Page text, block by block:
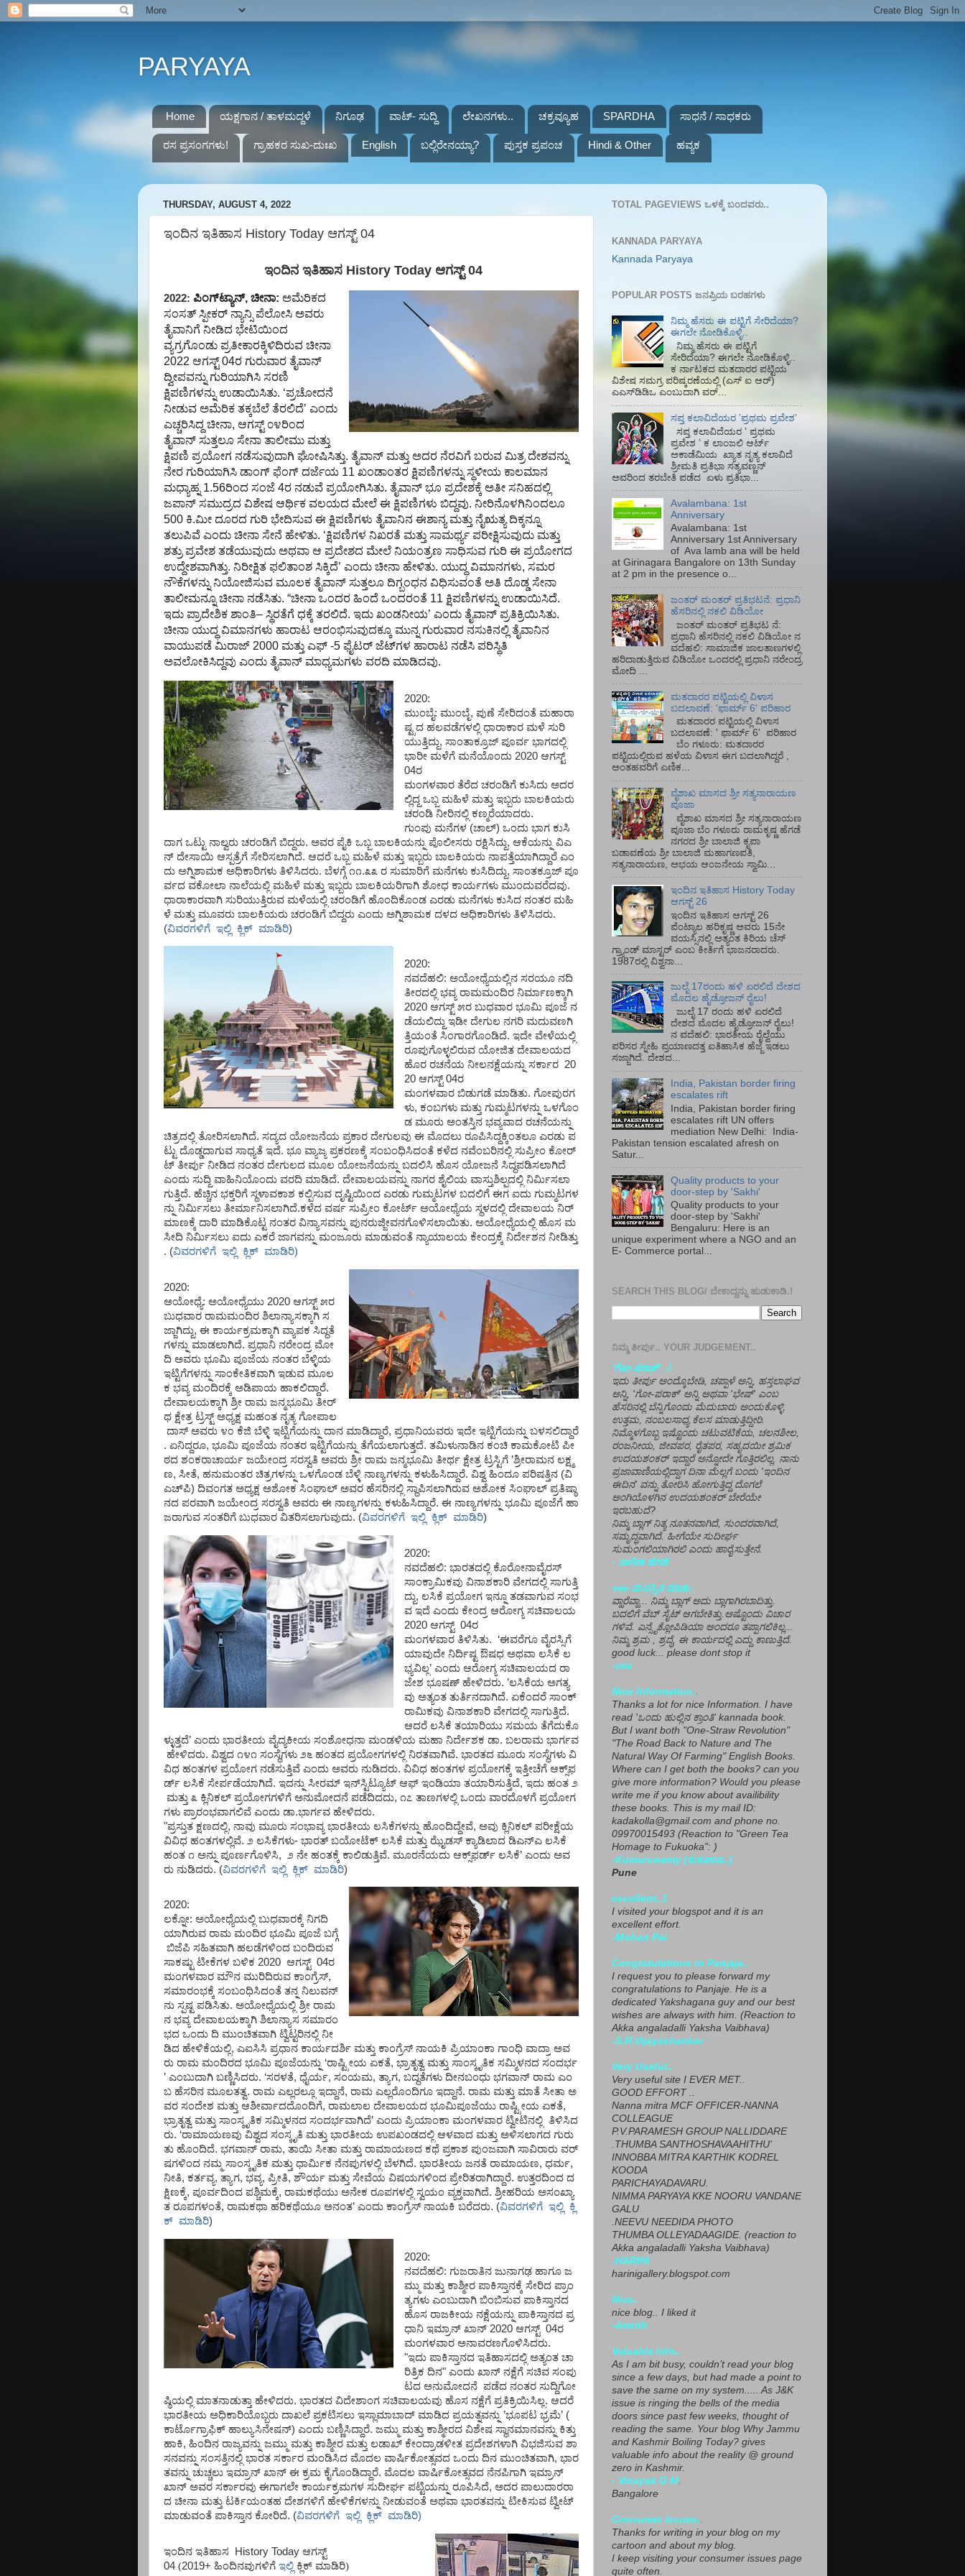
PARYAYA
Home ಯಕ್ಷಗಾನ / ತಾಳಮದ್ದಳೆ ನಿಗೂಢ ವಾಟ್- ಸುದ್ದಿ ಲೇಖನಗಳು.. ಚಕ್ರವ್ಯೂಹ SPARDHA ಸಾಧನೆ / ಸಾಧಕರು
ರಸ ಪ್ರಸಂಗಗಳು! ಗ್ರಾಹಕರ ಸುಖ-ದುಃಖ English ಬಲ್ಲಿರೇನಯ್ಯಾ? ಪುಸ್ತಕ ಪ್ರಪಂಚ Hindi & Other ಹವ್ಯಕ
THURSDAY, AUGUST 4, 2022
ಇಂದಿನ ಇತಿಹಾಸ History Today ಆಗಸ್ಟ್‌ 04
ಇಂದಿನ ಇತಿಹಾಸ History Today ಆಗಸ್ಟ್‌ 04
2022: ಪಿಂಗ್‌ಟ್ಯಾನ್‌, ಚೀನಾ: ಅಮೆರಿಕದ
ಸಂಸತ್‌ ಸ್ಪೀಕರ್‌ ನ್ಯಾನ್ಸಿ ಪೆಲೋಸಿ ಅವರು
ತೈವಾನಿಗೆ ನೀಡಿದ ಭೇಟಿಯಿಂದ
ವ್ಯಗ್ರಗೊಂಡು ಪ್ರತೀಕಾರಕ್ಕಿಳಿದಿರುವ ಚೀನಾ
2022 ಆಗಸ್ಟ್‌ 04ರ ಗುರುವಾರ ತೈವಾನ್‌
ದ್ವೀಪವನ್ನು ಗುರಿಯಾಗಿಸಿ ಸರಣಿ
ಕ್ಷಿಪಣಿಗಳನ್ನು ಉಡಾಯಿಸಿತು. ‘ಪ್ರಚೋದನೆ
ನೀಡುವ ಅಮೆರಿಕ ತಕ್ಕಬೆಲೆ ತೆರಲಿದೆ’ ಎಂದು
ಎಚ್ಚರಿಸಿದ್ದ ಚೀನಾ, ಆಗಸ್ಟ್‌ ೦೪ರಿಂದ
ತೈವಾನ್‌ ಸುತ್ತಲೂ ಸೇನಾ ತಾಲೀಮು ಮತ್ತು
ಕ್ಷಿಪಣಿ ಪ್ರಯೋಗ ನಡೆಸುವುದಾಗಿ ಘೋಷಿಸಿತ್ತು. ತೈವಾನ್‌ ಮತ್ತು ಅದರ ನೆರವಿಗೆ ಬರುವ ಮಿತ್ರ ದೇಶವನ್ನು
ನೇರ ಗುರಿಯಾಗಿಸಿ ಡಾಂಗ್‌ ಫೆಂಗ್‌ ದರ್ಜೆಯ 11 ಖಂಡಾಂತರ ಕ್ಷಿಪಣಿಗಳನ್ನು ಸ್ಥಳೀಯ ಕಾಲಮಾನ
ಮಧ್ಯಾಹ್ನ 1.56ರಿಂದ ಸಂಜೆ 4ರ ನಡುವೆ ಪ್ರಯೋಗಿಸಿತು. ತೈವಾನ್‌ ಭೂ ಪ್ರದೇಶಕ್ಕೆ ಅತೀ ಸನಿಹದಲ್ಲಿ
ಜಪಾನ್‌ ಸಮುದ್ರದ ವಿಶೇಷ ಆರ್ಥಿಕ ವಲಯದ ಮೇಲೆ ಈ ಕ್ಷಿಪಣಿಗಳು ಬಿದ್ದವು. ನೀರಿನೊಳಗಿನಿಂದಲೂ
500 ಕಿ.ಮೀ ದೂರದ ಗುರಿ ಭೇದಿಸುವ ಈ ಕ್ಷಿಪಣಿಗಳು ತೈವಾನಿನ ಈಶಾನ್ಯ ಮತ್ತು ನೈಋತ್ಯ ದಿಕ್ಕನ್ನೂ
ತಲುಪಿವೆ ಎಂದು ಚೀನಾ ಸೇನೆ ಹೇಳಿತು. ‘ಕ್ಷಿಪಣಿಗಳ ನಿಖರತೆ ಮತ್ತು ಸಾಮರ್ಥ್ಯ ಪರೀಕ್ಷಿಸುವುದು ಮತ್ತು
ಶತ್ರು ಪ್ರವೇಶ ತಡೆಯುವುದು ಅಥವಾ ಆ ಪ್ರದೇಶದ ಮೇಲೆ ನಿಯಂತ್ರಣ ಸಾಧಿಸುವ ಗುರಿ ಈ ಪ್ರಯೋಗದ
ಉದ್ದೇಶವಾಗಿತ್ತು. ನಿರೀಕ್ಷಿತ ಫಲಿತಾಂಶ ಸಿಕ್ಕಿದೆ’ ಎಂದು ಚೀನಾ ಹೇಳಿತು. ಯುದ್ಧ ವಿಮಾನಗಳು, ಸಮರ
ನೌಕೆಗಳನ್ನು ನಿಯೋಜಿಸುವ ಮೂಲಕ ತೈವಾನ್‌ ಸುತ್ತಲೂ ದಿಗ್ಬಂಧನ ವಿಧಿಸುವಂತೆ ಅತಿ ದೊಡ್ಡ ಸೇನಾ
ತಾಲೀಮನ್ನೂ ಚೀನಾ ನಡೆಸಿತು. “ಚೀನಾ ಒಂದರ ಹಿಂದೆ ಒಂದರಂತೆ 11 ಕ್ಷಿಪಣಿಗಳನ್ನು ಉಡಾಯಿಸಿದೆ.
ಇದು ಪ್ರಾದೇಶಿಕ ಶಾಂತಿ– ಸ್ಥಿರತೆಗೆ ಧಕ್ಕೆ ತರಲಿದೆ. ಇದು ಖಂಡನೀಯ’ ಎಂದು ತೈವಾನ್‌ ಪ್ರತಿಕ್ರಿಯಿಸಿತು.
ಚೀನಾ ಯುದ್ಧ ವಿಮಾನಗಳು ಹಾರಾಟ ಆರಂಭಿಸುವುದಕ್ಕೂ ಮುನ್ನ ಗುರುವಾರ ನಸುಕಿನಲ್ಲಿ ತೈವಾನಿನ
ವಾಯುಪಡೆ ಮಿರಾಜ್ 2000 ಮತ್ತು ಎಫ್ -5 ಫೈಟರ್ ಜೆಟ್‌ಗಳ ಹಾರಾಟ ನಡೆಸಿ ಪರಿಸ್ಥಿತಿ
ಅವಲೋಕಿಸಿದ್ದವು ಎಂದು ತೈವಾನ್ ಮಾಧ್ಯಮಗಳು ವರದಿ ಮಾಡಿದವು.
2020:
ಮುಂಬೈ: ಮುಂಬೈ, ಪುಣೆ ಸೇರಿದಂತೆ ಮಹಾರಾ
ಷ್ಟ್ರದ ಹಲವಡೆಗಳಲ್ಲಿ ಧಾರಾಕಾರ ಮಳೆ ಸುರಿ
ಯುತ್ತಿದ್ದು, ಸಾಂತಾಕ್ರೂಜ್ ಪೂರ್ವ ಭಾಗದಲ್ಲಿ
ಭಾರೀ ಮಳೆಗೆ ಮನೆಯೊಂದು2020 ಆಗಸ್ಟ್
04ರ
ಮಂಗಳವಾರ ತೆರೆದ ಚರಂಡಿಗೆ ಕುಸಿದು ಅದರ
ಲ್ಲಿದ್ದ ಒಬ್ಬ ಮಹಿಳೆ ಮತ್ತು ಇಬ್ಬರು ಬಾಲಕಿಯರು
ಚರಂಡಿ ನೀರಿನಲ್ಲಿ ಕಣ್ಮರೆಯಾದರು.
ಗುಂಪು ಮನೆಗಳ(ಚಾಲ್) ಒಂದು ಭಾಗ ಕುಸಿ
ದಾಗ ಒಟ್ಟು ನಾಲ್ವರು ಚರಂಡಿಗೆ ಬಿದ್ದರು. ಅವರ ಪೈಕಿ ಒಬ್ಬ ಬಾಲಕಿಯನ್ನು ಪೊಲೀಸರು ರಕ್ಷಿಸಿದ್ದು, ಆಕೆಯನ್ನು ವಿಎ
ನ್ ದೇಸಾಯಿ ಆಸ್ಪತ್ರೆಗೆ ಸೇರಿಸಲಾಗಿದೆ. ಆದರೆ ಒಬ್ಬ ಮಹಿಳೆ ಮತ್ತು ಇಬ್ಬರು ಬಾಲಕಿಯರು ನಾಪತ್ತೆಯಾಗಿದ್ದಾರೆ ಎಂ
ದು ಅಗ್ನಿಶಾಮಕ ಅಧಿಕಾರಿಗಳು ತಿಳಿಸಿದರು. ಬೆಳಗ್ಗೆ ೧೧.೩೩ ರ ಸುಮಾರಿಗೆ ಮನೆಗಳು ಕುಸಿದಿದ್ದು, ಸಾಂತಕ್ರೂಜ್ ಪೂ
ರ್ವದ ವಕೋಲಾ ನಾಲೆಯಲ್ಲಿ ಮಹಿಳೆ ಮತ್ತು ಇಬ್ಬರು ಬಾಲಕಿಯರಿಗಾಗಿ ಶೋಧ ಕಾರ್ಯಗಳು ಮುಂದುವರೆದವು.
ಧಾರಾಕಾರವಾಗಿ ಸುರಿಯುತ್ತಿರುವ ಮಳೆಯಲ್ಲಿ ಚರಂಡಿಗೆ ಹೊಂದಿಕೊಂಡ ಎರಡು ಮನೆಗಳು ಕುಸಿದ ನಂತರ ಮಹಿ
ಳೆ ಮತ್ತು ಮೂವರು ಬಾಲಕಿಯರು ಚರಂಡಿಗೆ ಬಿದ್ದರು ಎಂದು ಅಗ್ನಿಶಾಮಕ ದಳದ ಅಧಿಕಾರಿಗಳು ತಿಳಿಸಿದರು.
(ವಿವರಗಳಿಗೆ ಇಲ್ಲಿ ಕ್ಲಿಕ್ ಮಾಡಿರಿ)
2020:
ನವದೆಹಲಿ: ಅಯೋಧ್ಯೆಯಲ್ಲಿನ ಸರಯೂ ನದಿ
ತೀರದಲ್ಲಿ ಭವ್ಯ ರಾಮಮಂದಿರ ನಿರ್ಮಾಣಕ್ಕಾಗಿ
2020 ಆಗಸ್ಟ್ ೫ರ ಬುಧವಾರ ಭೂಮಿ ಪೂಜೆ ನ
ಡೆಯಲಿದ್ದು ಇಡೀ ದೇಗುಲ ನಗರಿ ಮದುವಣಗಿ
ತ್ತಿಯಂತೆ ಸಿಂಗಾರಗೊಂಡಿದೆ. ಇದೇ ವೇಳೆಯಲ್ಲಿ
ರೂಪುಗೊಳ್ಳಲಿರುವ ಯೋಜಿತ ದೇವಾಲಯದ
ಹೊರ ರಚನೆಯ ನೀಲನಕ್ಷೆಯನ್ನು ಸರ್ಕಾರ20
20 ಆಗಸ್ಟ್ 04ರ
ಮಂಗಳವಾರ ಬಿಡುಗಡೆ ಮಾಡಿತು. ಗೋಪುರಗ
ಳು, ಕಂಬಗಳು ಮತ್ತು ಗುಮ್ಮಟಗಳನ್ನು ಒಳಗೊಂ
ಡ ಮೂರು ಅಂತಸ್ತಿನ ಭವ್ಯವಾದ ರಚನೆಯನ್ನು
ಚಿತ್ರದಲ್ಲಿ ತೋರಿಸಲಾಗಿದೆ. ಸದ್ಯದ ಯೋಜನೆಯ ಪ್ರಕಾರ ದೇಗುಲವು ಈ ಮೊದಲು ರೂಪಿಸಿದ್ದಕ್ಕಿಂತಲೂ ಎರಡು ಪ
ಟ್ಟು ದೊಡ್ಡದಾಗುವ ಸಾಧ್ಯತೆ ಇದೆ. ಭೂ ವ್ಯಾಜ್ಯ ಪ್ರಕರಣಕ್ಕೆ ಸಂಬಂಧಿಸಿದಂತೆ ಕಳೆದ ನವೆಂಬರಿನಲ್ಲಿ ಸುಪ್ರೀಂ ಕೋರ್
ಟ್ ತೀರ್ಪು ನೀಡಿದ ನಂತರ ದೇಗುಲದ ಮೂಲ ಯೋಜನೆಯನ್ನು ಬದಲಿಸಿ ಹೊಸ ಯೋಜನೆ ಸಿದ್ಧಪಡಿಸಲಾಗಿದೆ
ಎಂದು ಸುದ್ದಿ ವಾಹಿನಿಯೊಂದು ವರದಿ ಮಾಡಿದೆ. ದೇವಾಲಯವನ್ನು ನಾಗರ ಶೈಲಿಯ ವಾಸ್ತುಶಿಲ್ಪದಲ್ಲಿ ನಿರ್ಮಿಸಲಾ
ಗುತ್ತಿದೆ. ಹೆಚ್ಚಿನ ಭಕ್ತರಿಗೆ ಸ್ಥಳಾವಕಾಶ ಕಲ್ಪಿಸುವ ದೃಷ್ಟಿಯಿಂದ ಎರಡು ಗುಮ್ಮಟಗಳ ಬದಲಿಗೆ ಈಗ ಐದು ಗುಮ್ಮಟಗಳ
ನ್ನು ನಿರ್ಮಿಸಲು ತೀರ್ಮಾನಿಸಲಾಗಿದೆ.ಕಳೆದ ವರ್ಷ ಸುಪ್ರೀಂ ಕೋರ್ಟ್ ಅಯೋಧ್ಯೆಯ ಸ್ಥಳದಲ್ಲಿ ದೇವಾಲಯ ನಿರ್
ಮಾಣಕ್ಕೆ ದಾರಿ ಮಾಡಿಕೊಟ್ಟ ನಂತರ ವಿನ್ಯಾಸವನ್ನು ಪುನರುಜ್ಜೀವನಗೊಳಿಸಲಾಯಿತು. ಅಯೋಧ್ಯೆಯಲ್ಲಿ ಹೊಸ ಮ
ಸೀದಿ ನಿರ್ಮಿಸಲು ಐದು ಎಕರೆ ಜಾಗವನ್ನು ಮಂಜೂರು ಮಾಡುವಂತೆ ನ್ಯಾಯಾಲಯ ಕೇಂದ್ರಕ್ಕೆ ನಿರ್ದೇಶನ ನೀಡಿತ್ತು
. (ವಿವರಗಳಿಗೆ ಇಲ್ಲಿ ಕ್ಲಿಕ್ ಮಾಡಿರಿ)
2020:
ಅಯೋಧ್ಯೆ: ಅಯೋಧ್ಯೆಯು 2020 ಆಗಸ್ಟ್ ೫ರ
ಬುಧವಾರ ರಾಮಮಂದಿರ ಶಿಲಾನ್ಯಾಸಕ್ಕಾಗಿ ಸ
ಜ್ಜಾಗಿದ್ದು, ಈ ಕಾರ್ಯಕ್ರಮಕ್ಕಾಗಿ ವ್ಯಾಪಕ ಸಿದ್ಧತೆ
ಗಳನ್ನು ಮಾಡಲಾಗಿದೆ. ಪ್ರಧಾನಿ ನರೇಂದ್ರ ಮೋ
ದಿ ಅವರು ಭೂಮಿ ಪೂಜೆಯ ನಂತರ ಬೆಳ್ಳಿಯ
ಇಟ್ಟಿಗೆಗಳನ್ನು ಸಾಂಕೇತಿಕವಾಗಿ ಇಡುವ ಮೂಲ
ಕ ಭವ್ಯ ಮಂದಿರಕ್ಕೆ ಅಡಿಪಾಯ ಹಾಕಲಿದ್ದಾರೆ.
ದೇವಾಲಯಕ್ಕಾಗಿ ಶ್ರೀ ರಾಮ ಜನ್ಮಭೂಮಿ ತೀರ್
ಥ ಕ್ಷೇತ್ರ ಟ್ರಸ್ಟ್ ಅಧ್ಯಕ್ಷ ಮಹಂತ ನೃತ್ಯ ಗೋಪಾಲ
ದಾಸ್ ಅವರು ೪೦ ಕೆಜಿ ಬೆಳ್ಳಿ ಇಟ್ಟಿಗೆಯನ್ನು ದಾನ ಮಾಡಿದ್ದಾರೆ, ಪ್ರಧಾನಿಯವರು ಇದೇ ಇಟ್ಟಿಗೆಯನ್ನು ಬಳಸಲಿದ್ದಾರೆ
. ಏನಿದ್ದರೂ, ಭೂಮಿ ಪೂಜೆಯ ನಂತರ ಇಟ್ಟಿಗೆಯನ್ನು ತೆಗೆಯಲಾಗುತ್ತದೆ. ತಮಿಳುನಾಡಿನ ಕಂಚಿ ಕಾಮಕೋಟಿ ಪೀ
ಠದ ಶಂಕರಾಚಾರ್ಯ ಜಯೇಂದ್ರ ಸರಸ್ವತಿ ಅವರು ಶ್ರೀ ರಾಮ ಜನ್ಮಭೂಮಿ ತೀರ್ಥ ಕ್ಷೇತ್ರ ಟ್ರಸ್ಟಿಗೆ ’ಶ್ರೀರಾಮನ ಲಕ್ಷ್ಮ
ಣ, ಸೀತೆ, ಹನುಮಂತರ ಚಿತ್ರಗಳನ್ನು ಒಳಗೊಂಡ ಬೆಳ್ಳಿ ನಾಣ್ಯಗಳನ್ನು ಕಳುಹಿಸಿದ್ದಾರೆ. ವಿಶ್ವ ಹಿಂದೂ ಪರಿಷತ್ತಿನ (ವಿ
ಎಚ್‌ಪಿ) ದಿವಂಗತ ಅಧ್ಯಕ್ಷ ಅಶೋಕ ಸಿಂಘಾಲ್ ಅವರ ಹೆಸರಿನಲ್ಲಿ ಸ್ಥಾಪಿಸಲಾಗಿರುವ ಅಶೋಕ ಸಿಂಘಾಲ್ ಪ್ರತಿಷ್ಠಾ
ನದ ಪರವಾಗಿ ಜಯೇಂದ್ರ ಸರಸ್ವತಿ ಅವರು ಈ ನಾಣ್ಯಗಳನ್ನು ಕಳುಹಿಸಿದ್ದಾರೆ. ಈ ನಾಣ್ಯಗಳನ್ನು ಭೂಮಿ ಪೂಜೆಗೆ ಹಾ
ಜರಾಗುವ ಸಂತರಿಗೆ ಬುಧವಾರ ವಿತರಿಸಲಾಗುವುದು. (ವಿವರಗಳಿಗೆ ಇಲ್ಲಿ ಕ್ಲಿಕ್ ಮಾಡಿರಿ)
2020:
ನವದೆಹಲಿ: ಭಾರತದಲ್ಲಿ ಕೊರೋನಾವೈರಸ್
ಸಾಂಕ್ರಾಮಿಕವು ವಿನಾಶಕಾರಿ ವೇಗದಲ್ಲಿ ಸಾಗುತ್ತಿ
ದ್ದು, ಲಸಿಕೆ ಪ್ರಯೋಗ ಇನ್ನೂ ತಡವಾಗುವ ಸಂಭ
ವ ಇದೆ ಎಂದು ಕೇಂದ್ರ ಆರೋಗ್ಯ ಸಚಿವಾಲಯ
2020 ಆಗಸ್ಟ್ 04ರ
ಮಂಗಳವಾರ ತಿಳಿಸಿತು. ‘ಈವರೆಗೂ ವೈರಸ್ಸಿಗೆ
ಯಾವುದೇ ನಿರ್ದಿಷ್ಟ ಔಷಧ ಅಥವಾ ಲಸಿಕೆ ಲ
ಭ್ಯವಿಲ್ಲ’ ಎಂದು ಆರೋಗ್ಯ ಸಚಿವಾಲಯದ ರಾ
ಜೇಶ ಭೂಷಣ್ ಹೇಳಿದರು. ’ಲಸಿಕೆಯ ಅಗತ್ಯ
ವು ಅತ್ಯಂತ ತುರ್ತಿನದಾಗಿದೆ. ಏಕೆಂದರೆ ಸಾಂಕ್
ರಾಮಿಕವು ವಿನಾಶಕಾರಿ ವೇಗದಲ್ಲಿ ಸಾಗುತ್ತಿದೆ.
ಆದರೆ ಲಸಿಕೆ ತಯಾರಿಯು ಸಮಯ ತೆಗೆದುಕೊ
ಳ್ಳುತ್ತದೆ’ ಎಂದು ಭಾರತೀಯ ವೈದ್ಯಕೀಯ ಸಂಶೋಧನಾ ಮಂಡಳಿಯ ಮಹಾ ನಿರ್ದೇಶಕ ಡಾ. ಬಲರಾಮ ಭಾರ್ಗವ
ಹೇಳಿದರು. ವಿಶ್ವದ ೧೪೧ ಸಂಸ್ಥೆಗಳು ೨೬ ಹಂತದ ಪ್ರಯೋಗಗಳಲ್ಲಿ ನಿರತವಾಗಿವೆ. ಭಾರತದ ಮೂರು ಸಂಸ್ಥೆಗಳು ವಿ
ವಿಧ ಹಂತಗಳ ಪ್ರಯೋಗ ನಡೆಸುತ್ತಿವೆ ಎಂದು ಅವರು ನುಡಿದರು. ವಿವಿಧ ಹಂತಗಳ ಪ್ರಯೋಗಕ್ಕೆ ಇತ್ತೀಚೆಗೆ ಆಕ್ಸ್‌ಫ
ರ್ಡ್ ಲಸಿಕೆ ಸೇರ್ಪಡೆಯಾಗಿದೆ. ಇದನ್ನು ಸೀರಮ್ ಇನ್‌ಸ್ಟಿಟ್ಯೂಟ್ ಆಫ್ ಇಂಡಿಯಾ ತಯಾರಿಸುತ್ತಿದೆ, ಇದು ಹಂತ ೨
ಮತ್ತು ೩ ಕ್ಲಿನಿಕಲ್ ಪ್ರಯೋಗಗಳಿಗೆ ಅನುಮೋದನೆ ಪಡೆದಿದದು, ೧೭ ತಾಣಗಳಲ್ಲಿ ಒಂದು ವಾರದೊಳಗೆ ಪ್ರಯೋಗ
ಗಳು ಪ್ರಾರಂಭವಾಗಲಿವೆ ಎಂದು ಡಾ.ಭಾರ್ಗವ ಹೇಳಿದರು.
"ಪ್ರಸ್ತುತ ಕ್ಷಣದಲ್ಲಿ, ನಾವು ಮೂರು ಸಂಭಾವ್ಯ ಭಾರತೀಯ ಲಸಿಕೆಗಳನ್ನು ಹೊಂದಿದ್ದೇವೆ, ಅವು ಕ್ಲಿನಿಕಲ್ ಪರೀಕ್ಷೆಯ
ವಿವಿಧ ಹಂತಗಳಲ್ಲಿವೆ. ೨ ಲಸಿಕೆಗಳು- ಭಾರತ್ ಬಯೋಟೆಕ್ ಲಸಿಕೆ ಮತ್ತು ಝೈಡಸ್ ಕ್ಯಾಡಿಲಾದ ಡಿಎನ್‌ಎ ಲಸಿಕೆ
ಹಂತ ೧ ಅನ್ನು ಪೂರ್ಣಗೊಳಿಸಿ, ೨ ನೇ ಹಂತಕ್ಕೆ ಕಾಲಿಡುತ್ತಿವೆ. ಮೂರನೆಯದು ಆಕ್ಸ್‌ಫರ್ಡ್ ಲಸಿಕೆ’ ಎಂದು ಅವ
ರು ನುಡಿದರು. (ವಿವರಗಳಿಗೆ ಇಲ್ಲಿ ಕ್ಲಿಕ್ ಮಾಡಿರಿ)
2020:
ಲಕ್ನೋ: ಅಯೋಧ್ಯೆಯಲ್ಲಿ ಬುಧವಾರಕ್ಕೆ ನಿಗದಿ
ಯಾಗಿರುವ ರಾಮ ಮಂದಿರ ಭೂಮಿ ಪೂಜೆ ಬಗ್ಗೆ
ಬಿಜೆಪಿ ಸಹಿತವಾಗಿ ಹಲಡೆಗಳಿಂದ ಬಂದಿರುವ
ಸಾಕಷ್ಟು ಟೀಕೆಗಳ ಬಳಿಕ 2020 ಆಗಸ್ಟ್ 04ರ
ಮಂಗಳವಾರ ಮೌನ ಮುರಿದಿರುವ ಕಾಂಗ್ರೆಸ್,
ಸಮಾರಂಭಕ್ಕೆ ಸಂಬಂಧಿಸಿದಂತೆ ತನ್ನ ನಿಲುವನ್
ನು ಸ್ಪಷ್ಟ ಪಡಿಸಿತು. ಅಯೋಧ್ಯೆಯಲ್ಲಿ ಶ್ರೀ ರಾಮ
ನ ಭವ್ಯ ದೇವಾಲಯಕ್ಕಾಗಿ ಶಿಲಾನ್ಯಾಸ ಸಮಾರಂ
ಭದ ಒಂದು ದಿ ಮುಂಚಿತವಾಗಿ ಟ್ವಿಟ್ಟರಿನಲ್ಲಿ ನೀ
ಡಿದ ಹೇಳಿಕೆಯಲ್ಲಿ, ಎಐಸಿಸಿ ಪ್ರಧಾನ ಕಾರ್ಯದರ್ಶಿ ಮತ್ತು ಕಾಂಗ್ರೆಸ್ ನಾಯಕಿ ಪ್ರಿಯಾಂಕಾ ಗಾಂಧಿ ವಾದ್ರಾ ಅವ
ರು ರಾಮ ಮಂದಿರದ ಭೂಮಿ ಪೂಜೆಯನ್ನು ‘ರಾಷ್ಟ್ರೀಯ ಏಕತೆ, ಭ್ರಾತೃತ್ವ ಮತ್ತು ಸಾಂಸ್ಕೃತಿಕ ಸಮ್ಮಿಳನದ ಸಂದರ್ಭ
’ ಎಂಬುದಾಗಿ ಬಣ್ಣಿಸಿದರು. ‘ಸರಳತೆ, ಧೈರ್ಯ, ಸಂಯಮ, ತ್ಯಾಗ, ಬದ್ಧತೆಗಳು ದೀನಬಂಧು ಭಗವಾನ್ ರಾಮ ಎಂ
ಬ ಹೆಸರಿನ ಮೂಲತತ್ವ. ರಾಮ ಎಲ್ಲರಲ್ಲೂ ಇದ್ದಾನೆ, ರಾಮ ಎಲ್ಲರೊಂದಿಗೂ ಇದ್ದಾನೆ. ರಾಮ ಮತ್ತು ಮಾತೆ ಸೀತಾ ಅ
ವರ ಸಂದೇಶ ಮತ್ತು ಆಶೀರ್ವಾದದೊಂದಿಗೆ, ರಾಮಲಾಲ ದೇವಾಲಯದ ಭೂಮಿಪೂಜೆಯು ರಾಷ್ಟ್ರೀಯ ಏಕತೆ,
ಭ್ರಾತೃತ್ವ ಮತ್ತು ಸಾಂಸ್ಕೃತಿಕ ಸಮ್ಮಿಳನದ ಸಂದರ್ಭವಾಗಿದೆ’ ಎಂದು ಪ್ರಿಯಾಂಕಾ ಮಂಗಳವಾರ ಟ್ವೀಟಿನಲ್ಲಿ ತಿಳಿಸಿದ
ರು. ‘ರಾಮಾಯಣವು ವಿಶ್ವದ ಸಂಸ್ಕೃತಿ ಮತ್ತು ಭಾರತೀಯ ಉಪಖಂಡದಲ್ಲಿ ಆಳವಾದ ಮತ್ತು ಅಳಿಸಲಾಗದ ಗುರು
ತು ಹೊಂದಿದೆ. ಭಗವಾನ್ ರಾಮ, ತಾಯಿ ಸೀತಾ ಮತ್ತು ರಾಮಾಯಣದ ಕಥೆ ಪ್ರಕಾಶ ಪುಂಜವಾಗಿ ಸಾವಿರಾರು ವರ್
ಷಗಳಿಂದ ನಮ್ಮ ಸಾಂಸ್ಕೃತಿಕ ಮತ್ತು ಧಾರ್ಮಿಕ ನೆನಪುಗಳಲ್ಲಿ ಬೆಳಗಿದೆ. ಭಾರತೀಯ ಜನತೆ ರಾಮಾಯಣ, ಧರ್ಮ,
ನೀತಿ, ಕರ್ತವ್ಯ, ತ್ಯಾಗ, ಭವ್ಯ, ಪ್ರೀತಿ, ಶೌರ್ಯ ಮತ್ತು ಸೇವೆಯ ವಿಷಯಗಳಿಂದ ಪ್ರೇರಿತರಾಗಿದ್ದಾರೆ. ಉತ್ತರದಿಂದ ದ
ಕ್ಷಿಣಕ್ಕೆ, ಪೂರ್ವದಿಂದ ಪಶ್ಚಿಮಕ್ಕೆ, ರಾಮಕಥೆಯು ಅನೇಕ ರೂಪಗಳಲ್ಲಿ ಸ್ವಯಂ ವ್ಯಕ್ತವಾಗಿದೆ. ಶ್ರೀಹರಿಯ ಅಸಂಖ್ಯಾ
ತ ರೂಪಗಳಂತೆ, ರಾಮಕಥಾ ಹರಿಕಥೆಯೂ ಅನಂತ’ ಎಂದು ಕಾಂಗ್ರೆಸ್ ನಾಯಕಿ ಬರೆದರು. (ವಿವರಗಳಿಗೆ ಇಲ್ಲಿ ಕ್ಲಿ
ಕ್ ಮಾಡಿರಿ)
2020:
ನವದೆಹಲಿ: ಗುಜರಾತಿನ ಜುನಾಗಢ ಹಾಗೂ ಜ
ಮ್ಮು ಮತ್ತು ಕಾಶ್ಮೀರ ಪಾಕಿಸ್ತಾನಕ್ಕೆ ಸೇರಿದ ಪ್ರಾಂ
ತ್ಯಗಳು ಎಂಬುದಾಗಿ ಬಿಂಬಿಸುವ ಪಾಕಿಸ್ತಾನದ
ಹೊಸ ರಾಜಕೀಯ ನಕ್ಷೆಯನ್ನು ಪಾಕಿಸ್ತಾನದ ಪ್ರ
ಧಾನಿ ಇಮ್ರಾನ್ ಖಾನ್2020 ಆಗಸ್ಟ್ 04ರ
ಮಂಗಳವಾರ ಅನಾವರಣಗೊಳಿಸಿದರು.
"ಇದು ಪಾಕಿಸ್ತಾನದ ಇತಿಹಾಸದಲ್ಲಿ ಅತ್ಯಂತ ಚಾ
ರಿತ್ರಿಕ ದಿನ" ಎಂದು ಖಾನ್ ನಕ್ಷೆಗೆ ಸಚಿವ ಸಂಪು
ಟದ ಅನುಮೋದನೆ ಪಡೆದ ನಂತರ ಸುದ್ದಿಗೋ
ಷ್ಠಿಯಲ್ಲಿ ಮಾತನಾಡುತ್ತಾ ಹೇಳಿದರು. ಭಾರತದ ವಿದೇಶಾಂಗ ಸಚಿವಾಲಯವು ಹೊಸ ನಕ್ಷೆಗೆ ಪ್ರತಿಕ್ರಿಯಿಸಿಲ್ಲ. ಆದರೆ
ಭಾರತೀಯ ಅಧಿಕಾರಿಯೊಬ್ಬರು ದಾಖಲೆ ಪ್ರಕಟಿಸಲು ಇಸ್ಲಾಮಾಬಾದ್ ಮಾಡಿದ ಪ್ರಯತ್ನವನ್ನು ’ಭೂಪಟ ಭ್ರಮೆ’ (
ಕಾರ್ಟೊಗ್ರಾಫಿಕ್ ಹಾಲ್ಯುಸಿನೇಷನ್) ಎಂದು ಬಣ್ಣಿಸಿದ್ದಾರೆ. ಜಮ್ಮು ಮತ್ತು ಕಾಶ್ಮೀರದ ವಿಶೇಷ ಸ್ಥಾನಮಾನವನ್ನು ಕಿತ್ತು
ಹಾಕಿ, ಹಿಂದಿನ ರಾಜ್ಯವನ್ನು ಜಮ್ಮು ಮತ್ತು ಕಾಶ್ಮೀರ ಮತ್ತು ಲಡಾಖ್ ಕೇಂದ್ರಾಡಳೀತ ಪ್ರದೇಶಗಳಾಗಿ ವಿಭಜಿಸುವ ಶಾ
ಸನವನ್ನು ಸಂಸತ್ತಿನಲ್ಲಿ ಭಾರತ ಸರ್ಕಾರ ಮಂಡಿಸಿದ ಮೊದಲ ವಾರ್ಷಿಕೋತ್ಸವದ ಒಂದು ದಿನ ಮುಂಚಿತವಾಗಿ, ಭಾರ
ತವನ್ನು ಚುಚ್ಚಲು ಇಮ್ರಾನ್ ಖಾನ್ ಈ ಕ್ರಮ ಕೈಗೊಂಡಿದ್ದಾರೆ. ಮೊದಲ ವಾರ್ಷಿಕೋತ್ಸವದ ನೆನಪಿಗಾಗಿ ಇಮ್ರಾನ್
ಖಾನ್ ಅವರ ಸರ್ಕಾರವು ಈಗಾಗಲೇ ಕಾರ್ಯಕ್ರಮಗಳ ಸುದೀರ್ಘ ಪಟ್ಟಿಯನ್ನು ರೂಪಿಸಿದೆ, ಅದರ ಪಾಲುದಾರರಾ
ದ ಚೀನಾ ಮತ್ತು ಟರ್ಕಿಯಂತಹ ದೇಶಗಳಿಗೆ ಹೇಳಿಕೆಗಳನ್ನು ನೀಡುವಂತೆ ಅಥವಾ ಭಾರತವನ್ನು ಟೀಕಿಸುವ ಟ್ವೀಟ್
ಮಾಡುವಂತೆ ಪಾಕಿಸ್ತಾನ ಕೋರಿದೆ. (ವಿವರಗಳಿಗೆ ಇಲ್ಲಿ ಕ್ಲಿಕ್ ಮಾಡಿರಿ)
ಇಂದಿನ ಇತಿಹಾಸ History Today ಆಗಸ್ಟ್
04 (2019+ ಹಿಂದಿನವುಗಳಿಗೆ ಇಲ್ಲಿ ಕ್ಲಿಕ್ ಮಾಡಿರಿ)
TOTAL PAGEVIEWS ಒಳಕ್ಕೆ ಬಂದವರು..
KANNADA PARYAYA
Kannada Paryaya
POPULAR POSTS ಜನಪ್ರಿಯ ಬರಹಗಳು
ನಿಮ್ಮ ಹೆಸರು ಈ ಪಟ್ಟಿಗೆ ಸೇರಿದೆಯಾ?
ಈಗಲೇ ನೋಡಿಕೊಳ್ಳಿ..
ನಿಮ್ಮ ಹೆಸರು ಈ ಪಟ್ಟಿಗೆ
ಸೇರಿದೆಯಾ? ಈಗಲೇ ನೋಡಿಕೊಳ್ಳಿ..
ಕ ರ್ನಾಟಕದ ಮತದಾರರ ಪಟ್ಟಿಯ
ವಿಶೇಷ ಸಮಗ್ರ ಪರಿಷ್ಕರಣೆಯಲ್ಲಿ (ಎಸ್‌ ಐ ಆರ್)‌
ಎಎಸ್‌ಡಿಡಿಒ ಎಂಬುದಾಗಿ ವರ್...
ಸಪ್ತ ಕಲಾವಿದೆಯರ ʼಪ್ರಥಮ ಪ್ರವೇಶʼ
ಸಪ್ತ ಕಲಾವಿದೆಯರ ʼ ಪ್ರಥಮ
ಪ್ರವೇಶ ʼ ಕ ಲಾಂಜಲಿ ಆರ್ಟ್
ಅಕಾಡೆಮಿಯ‌ ಖ್ಯಾತ ನೃತ್ಯ ಕಲಾವಿದೆ
ಶ್ರೀಮತಿ ಪ್ರತಿಭಾ ಸತ್ಯವಣ್ಣನ್
ಅವರಿಂದ ತರಬೇತಿ ಪಡೆದ ಏಳು ಪ್ರತಿಭಾ...
Avalambana: 1st
Anniversary
Avalambana: 1st
Anniversary 1st Anniversary
of Ava lamb ana will be held
at Girinagara Bangalore on 13th Sunday
at 2 pm in the presence o...
ಜಂತರ್ ಮಂತರ್ ಪ್ರತಿಭಟನೆ: ಪ್ರಧಾನಿ
ಹೆಸರಿನಲ್ಲಿ ನಕಲಿ ವಿಡಿಯೋ
ಜಂತರ್ ಮಂತರ್ ಪ್ರತಿಭಟ ನೆ:
ಪ್ರಧಾನಿ ಹೆಸರಿನಲ್ಲಿ ನಕಲಿ ವಿಡಿಯೋ ನ
ವದೆಹಲಿ: ಸಾಮಾಜಿಕ ಜಾಲತಾಣಗಳಲ್ಲಿ
ಹರಿದಾಡುತ್ತಿರುವ ವಿಡಿಯೋ ಒಂದರಲ್ಲಿ ಪ್ರಧಾನಿ ನರೇಂದ್ರ
ಮೋದಿ ...
ಮತದಾರರ ಪಟ್ಟಿಯಲ್ಲಿ ವಿಳಾಸ
ಬದಲಾವಣೆ: 'ಫಾರ್ಮ್ 6' ಪರಿಹಾರ
ಮತದಾರರ ಪಟ್ಟಿಯಲ್ಲಿ ವಿಳಾಸ
ಬದಲಾವಣೆ: ' ಫಾರ್ಮ್ 6' ಪರಿಹಾರ
ಬೆಂ ಗಳೂರು: ಮತದಾರರ
ಪಟ್ಟಿಯಲ್ಲಿರುವ ಹಳೆಯ ವಿಳಾಸ ಈಗ ಬದಲಾಗಿದ್ದರೆ ,
ಅಂತಹವರಿಗೆ ಎಣಿಕ...
ವೈಶಾಖ ಮಾಸದ ಶ್ರೀ ಸತ್ಯನಾರಾಯಣ
ಪೂಜಾ
ವೈಶಾಖ ಮಾಸದ ಶ್ರೀ ಸತ್ಯನಾರಾಯಣ
ಪೂಜಾ ಬೆಂ ಗಳೂರು ರಾಮಕೃಷ್ಣ ಹೆಗಡೆ
ನಗರದ ಶ್ರೀ ಬಾಲಾಜಿ ಕೃಪಾ
ಬಡಾವಣೆಯ ಶ್ರೀ ಬಾಲಾಜಿ ಮಹಾಗಣಪತಿ,
ಸತ್ಯನಾರಾಯಣ, ಅಭಯ ಆಂಜನೇಯ ಸ್ವಾಮಿ...
ಇಂದಿನ ಇತಿಹಾಸ History Today
ಆಗಸ್ಟ್ 26
ಇಂದಿನ ಇತಿಹಾಸ ಆಗಸ್ಟ್ 26
ಪೆಂಟ್ಯಾಲ ಹರಿಕೃಷ್ಣ ಅವರು 15ನೇ
ವಯಸ್ಸಿನಲ್ಲಿ ಅತ್ಯಂತ ಕಿರಿಯ ಚೆಸ್
ಗ್ರ್ಯಾಂಡ್ ಮಾಸ್ಟರ್ ಎಂಬ ಕೀರ್ತಿಗೆ ಭಾಜನರಾದರು.
1987ರಲ್ಲಿ ವಿಶ್ವನಾ...
ಜುಲೈ 17ರಂದು ಹಳಿ ಏರಲಿದೆ ದೇಶದ
ಮೊದಲ ಹೈಡ್ರೋಜನ್ ರೈಲು!
ಜುಲೈ 17 ರಂದು ಹಳಿ ಏರಲಿದೆ
ದೇಶದ ಮೊದಲ ಹೈಡ್ರೋಜನ್ ರೈಲು!
ನ ವದೆಹಲಿ: ಭಾರತೀಯ ರೈಲ್ವೆಯು
ಪರಿಸರ ಸ್ನೇಹಿ ಪ್ರಯಾಣದತ್ತ ಐತಿಹಾಸಿಕ ಹೆಜ್ಜೆ ಇಡಲು
ಸಜ್ಜಾಗಿದೆ. ದೇಶದ...
India, Pakistan border firing
escalates rift
India, Pakistan border firing
escalates rift UN offers
mediation New Delhi: India-
Pakistan tension escalated afresh on
Satur...
Quality products to your
door-step by 'Sakhi'
Quality products to your
door-step by 'Sakhi'
Bengaluru: Here is an
unique experiment where a NGO and an
E- Commerce portal...
SEARCH THIS BLOG/ ಬೇಕಾದ್ದನ್ನು ಹುಡುಕಾಡಿ.!
ನಿಮ್ಮ ತೀರ್ಪು.. YOUR JUDGEMENT..
'ಗೋ-ಪರಾಕ್' ..!
ಇದು ತೀರ್ಪು ಅಂದ್ಕೊಬೇಡಿ, ಚಪ್ಪಾಳೆ ಅನ್ನಿ, ಹಸ್ತಲಾಘವ
ಅನ್ನಿ, 'ಗೋ-ಪರಾಕ್' ಅನ್ನಿ ಅಥವಾ 'ಭೇಷ್' ಎಂಬ
ಹೆಸರಿನಲ್ಲಿ ಬೆನ್ನಿಗೊಂದು ಮೆದುಬಾರು ಅಂದುಕೊಳ್ಳಿ.
ಉತ್ತಮ, ನಂಬಲಸಾಧ್ಯ ಕೆಲಸ ಮಾಡುತ್ತಿದ್ದೀರಿ.
ನಿಮ್ಮೊಳಗೊಬ್ಬ ಇಷ್ಟೊಂದು ಚಟುವಟಿಕೆಯ, ಚಲನಶೀಲ,
ರಂಜನೀಯ, ಜೀವಪರ, ರೈತಪರ, ಸಹೃದಯೀ ಶ್ರಮಿಕ
ಉದಯಶಂಕರ್ ಇದ್ದಾರೆ ಅನ್ನೋದೇ ಗೊತ್ತಿರಲಿಲ್ಲ. ನಾನು
ಪ್ರಜಾವಾಣಿಯಲ್ಲಿದ್ದಾಗ ದಿನಾ ಮೆಲ್ಲಗೆ ಬಂದು 'ಇಂದಿನ
ಈದಿನ' ವನ್ನು ತೋರಿಸಿ ಹೋಗುತ್ತಿದ್ದ ದೊಗಲೆ
ಅಂಗಿಯೊಳಗಿನ ಉದಯಶಂಕರ್ ಬೇರೆಯೇ
ಇರಬಹುದೆ?
ನಿಮ್ಮ ಬ್ಲಾಗ್ ನಿತ್ಯ ನೂತನವಾಗಿದೆ, ಸುಂದರವಾಗಿದೆ,
ಸಮೃದ್ಧವಾಗಿದೆ. ಹೀಗೆಯೇ ಸುದೀರ್ಘ
ಸುಮಂಗಲಿಯಾಗಿರಲಿ ಎಂದು ಹಾರೈಸುತ್ತೇನೆ.
- ನಾಗೇಶ ಹೆಗಡೆ
vee ಮನಸ್ಸಿನ ಮಾತು .
ವ್ಹಾರೆವ್ಹಾ... ನಿಮ್ಮ ಬ್ಲಾಗ್ ಅದು ಬ್ಲಾಗಾಗಿರಬಾದಿತ್ತು.
ಬದಲಿಗೆ ವೆಬ್ ಸೈಟ್ ಆಗಬೇಕಿತ್ತು.ಅಷ್ಟೊಂದು ವಿಚಾರ
ಗಳಿವೆ. ಎನ್ಸೈಕ್ಲೋಪಿಡಿಯಾ ಅಂದರೂ ತಪ್ಪಾಗಲಿಕಿಲ್ಲ...
ನಿಮ್ಮ ಶ್ರಮ , ಶ್ರದ್ಧೆ, ಈ ಕಾರ್ಯದಲ್ಲಿ ಎದ್ದು ಕಾಣುತ್ತಿದೆ.
good luck... please dont stop it
-vee
Nice Information..
Thanks a lot for nice Information. I have
read 'ಒಂದು ಹುಲ್ಲಿನ ಕ್ರಾಂತಿ' kannada book.
But I want both "One-Straw Revolution"
"The Road Back to Nature and The
Natural Way Of Farming" English Books.
Where can I get both the books? can you
give more information? Would you please
write me if you know about availibility
these books. This is my mail ID:
kadakolla@gmail.com and phone no.
09970015493 (Reaction to "Green Tea
Homage to Fukuoka": )
-Kumarswamy (ಕುಕೂಊ..)
Pune
excellent..1
I visited your blogspot and it is an
excellent effort.
-Mohan Pai
Congratulations to Panjaje..
I request you to please forward my
congratulations to Panjaje. He is a
dedicated Yakshagana guy and our best
wishes are always with him. (Reaction to
Akka angaladalli Yaksha Vaibhava)
-S.R.Vijayashankar
Very Useful..
Very useful site I EVER MET..
GOOD EFFORT ..
Nanna mitra MCF OFFICER-NANNA
COLLEAGUE
P.V.PARAMESH GROUP NALLIDDARE
.THUMBA SANTHOSHAVAAHITHU'
INNOBBA MITRA KARTHIK KODREL
KOODA
PARICHAYADAVARU.
NIMMA PARYAYA KKE NOORU VANDANE
GALU
.NEEVU NEEDIDA PHOTO
THUMBA OLLEYADAAGIDE. (reaction to
Akka angaladalli Yaksha Vaibhava)
-HARINI
harinigallery.blogspot.com
Nice..
nice blog.. I liked it
-Amrith
Valuable Info..
As I am bit busy, couldn’t read your blog
since a few days, but had made a point to
save the same on my system..... As J&K
issue is ringing the bells of the media
doors since past few weeks, thought of
reading the same. Your blog Why Jammu
and Kashmir Boiling Today? gives
valuable info about the reality @ ground
zero in Kashmir.
- Vinayak G M,
Bangalore
Consumer Issues..
Thanks for writing in your blog on my
cartoon and about my blog.
I keep visiting your consumer issues page
quite often.